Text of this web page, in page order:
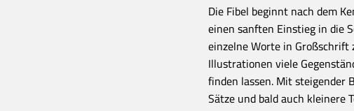
Die Fibel beginnt nach dem
einen sanften Einstieg in die
einzelne Worte in
Illustrationen viele
finden lassen. Mit steigender
Sätze und bald auch kleinere